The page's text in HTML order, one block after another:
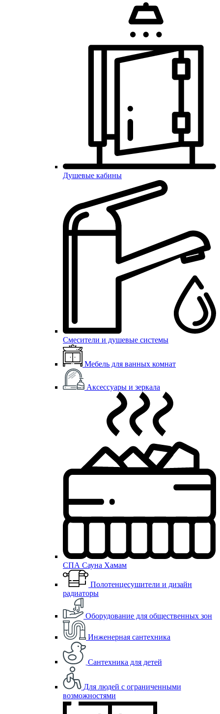
Душевые кабины
Смесители и душевые системы
Мебель для ванных комнат
Аксессуары и зеркала
СПА Сауна Хамам
Полотенцесушители и дизайн
радиаторы
Оборудование для общественных зон
Инженерная сантехника
Сантехника для детей
Для людей с ограниченными
возможностями